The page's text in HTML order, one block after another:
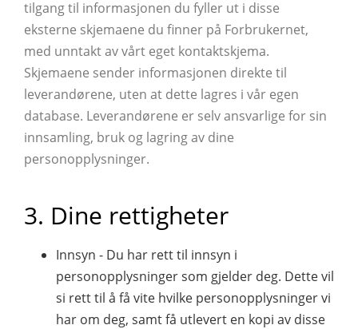
tilgang til informasjonen du fyller ut i disse
eksterne skjemaene du finner på Forbrukernet,
med unntakt av vårt eget kontaktskjema.
Skjemaene sender informasjonen direkte til
leverandørene, uten at dette lagres i vår egen
database. Leverandørene er selv ansvarlige for sin
innsamling, bruk og lagring av dine
personopplysninger.
3. Dine rettigheter
Innsyn - Du har rett til innsyn i
personopplysninger som gjelder deg. Dette vil
si rett til å få vite hvilke personopplysninger vi
har om deg, samt få utlevert en kopi av disse